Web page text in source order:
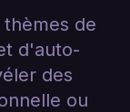
de
d'auto-
des
ou